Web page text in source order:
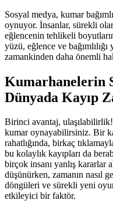
Sosyal medya, kumar
oynuyor. İnsanlar, sürekli
eğlencenin tehlikeli
yüzü, eğlence ve
zamankinden daha önemli
Kumarhanelerin
Dünyada Kayıp
Birinci avantaj,
kumar oynayabilirsiniz. Bir
rahatlığında, birkaç
bu kolaylık kayıpları da
birçok insanı yanlış
düşünürken, zamanın nasıl
döngüleri ve sürekli yeni
etkileyici bir faktör.